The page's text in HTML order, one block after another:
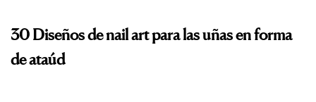
30 Diseños de nail art para las uñas en forma
de ataúd